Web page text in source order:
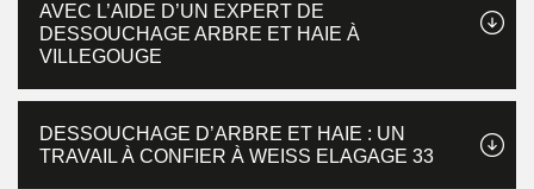
AVEC L’AIDE D’UN EXPERT DE
DESSOUCHAGE ARBRE ET HAIE À
VILLEGOUGE
DESSOUCHAGE D’ARBRE ET HAIE : UN
TRAVAIL À CONFIER À WEISS ELAGAGE 33